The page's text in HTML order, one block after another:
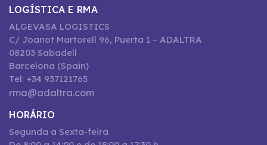
LOGÍSTICA E RMA
ALGEVASA LOGISTICS
C/ Joanot Martorell 96, Puerta 1 – ADALTRA
08203 Sabadell
Barcelona (Spain)
Tel: +34 937121765
rma@adaltra.com
HORÁRIO
Segunda a Sexta-feira